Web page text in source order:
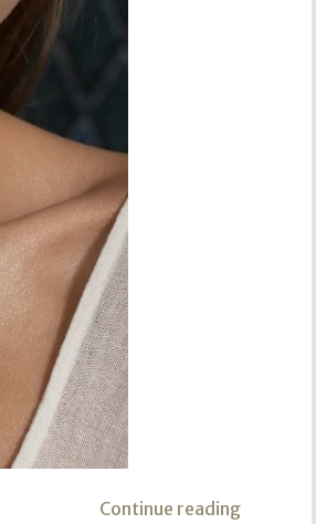
Continue reading"Biżuteria